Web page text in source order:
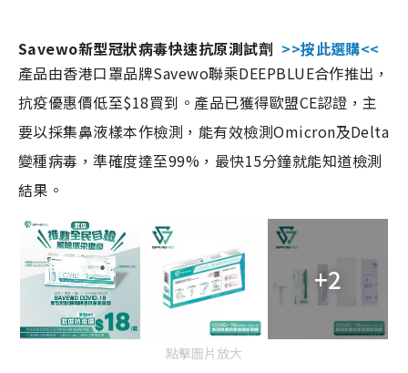
Savewo新型冠狀病毒快速抗原測試劑 >>按此選購<<
產品由香港口罩品牌Savewo聯乘DEEPBLUE合作推出，
抗疫優惠價低至$18買到。產品已獲得歐盟CE認證，主
要以採集鼻液樣本作檢測，能有效檢測Omicron及Delta
變種病毒，準確度達至99%，最快15分鐘就能知道檢測
結果。
+2
點擊圖片放大